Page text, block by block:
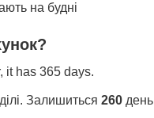
на будні
it has 365 days.
Залишиться 260